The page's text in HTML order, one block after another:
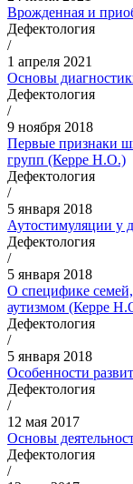
Врожденная и
Дефектология
/
1 апреля 2021
Основы
Дефектология
/
9 ноября 2018
Первые признаки
групп (Керре Н.О.)
Дефектология
/
5 января 2018
Аутостимуляции у
Дефектология
/
5 января 2018
О специфике
аутизмом (Керре
Дефектология
/
5 января 2018
Особенности
Дефектология
/
12 мая 2017
Основы
Дефектология
/